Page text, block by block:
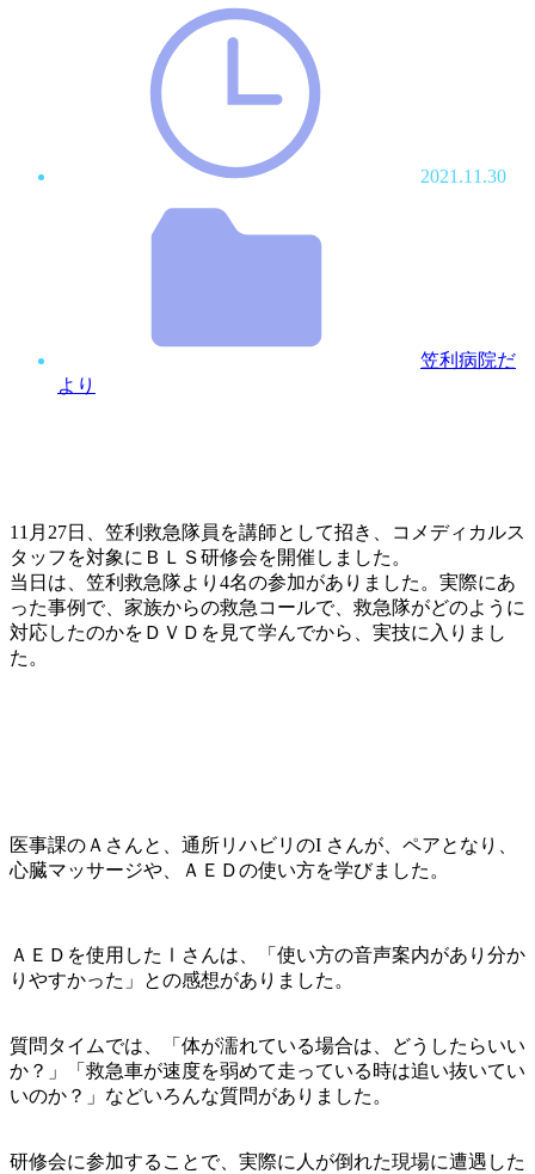
2021.11.30
笠利病院だ
より
11月27日、笠利救急隊員を講師として招き、コメディカルス
タッフを対象にＢＬＳ研修会を開催しました。
当日は、笠利救急隊より4名の参加がありました。実際にあ
った事例で、家族からの救急コールで、救急隊がどのように
対応したのかをＤＶＤを見て学んでから、実技に入りまし
た。
医事課のＡさんと、通所リハビリのI さんが、ペアとなり、
心臓マッサージや、ＡＥＤの使い方を学びました。
ＡＥＤを使用したⅠさんは、「使い方の音声案内があり分か
りやすかった」との感想がありました。
質問タイムでは、「体が濡れている場合は、どうしたらいい
か？」「救急車が速度を弱めて走っている時は追い抜いてい
いのか？」などいろんな質問がありました。
研修会に参加することで、実際に人が倒れた現場に遭遇した